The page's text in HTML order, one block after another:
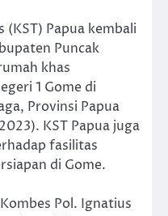
(KST) Papua kembali
Puncak
khas
1 Gome di
Provinsi Papua
KST Papua juga
fasilitas
di Gome.
Pol. Ignatius